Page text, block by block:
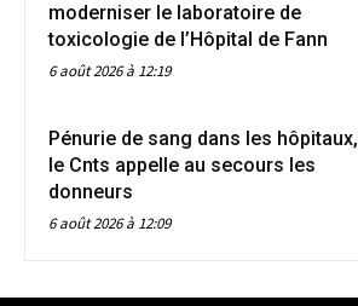
moderniser le laboratoire de
toxicologie de l’Hôpital de Fann
6 août 2026 à 12:19
Pénurie de sang dans les hôpitaux,
le Cnts appelle au secours les
donneurs
6 août 2026 à 12:09